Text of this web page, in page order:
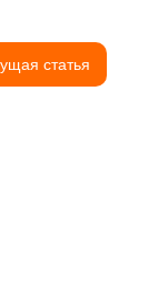
статья